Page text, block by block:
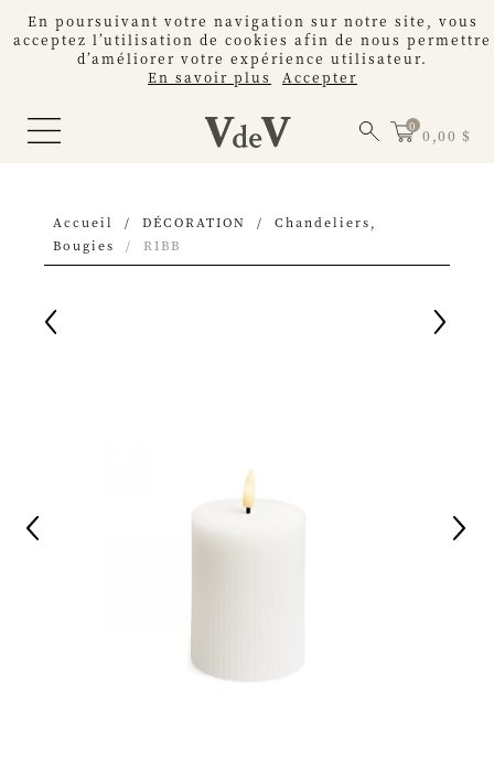
En poursuivant votre navigation sur notre site, vous
acceptez l’utilisation de cookies afin de nous permettre
d’améliorer votre expérience utilisateur.
En savoir plus
Accepter
0,00 $
Accueil DÉCORATION
Chandeliers,
Bougies
RIBB